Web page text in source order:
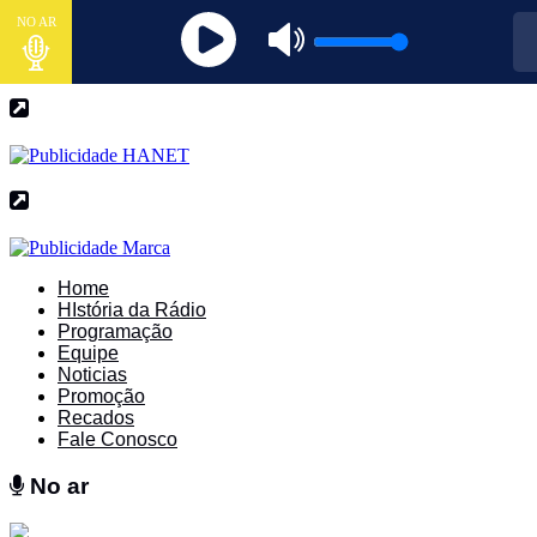
NO AR
Home
HIstória da Rádio
Programação
Equipe
Noticias
Promoção
Recados
Fale Conosco
No ar